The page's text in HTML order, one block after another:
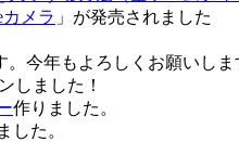
カメラ 」が発売されました
今年もよろしくお願いしま
しました！
作りました。
した。